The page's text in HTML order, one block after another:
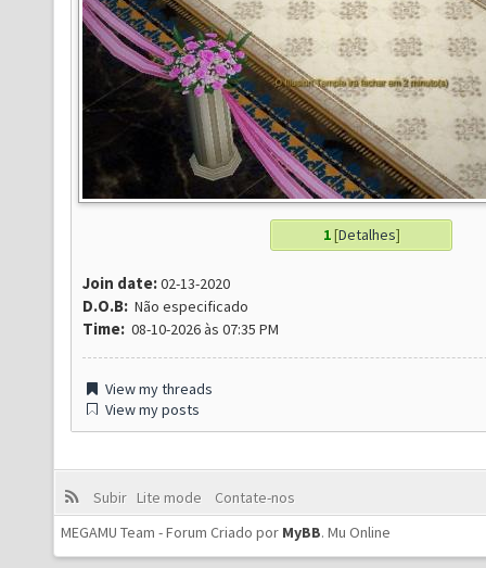
1[Detalhes]
Join date:02-13-2020
D.O.B: Não especificado
Time: 08-10-2026 às 07:35 PM
View my threads
View my posts
Subir Lite mode
Contate-nos
MEGAMU Team - Forum Criado por MyBB. Mu Online